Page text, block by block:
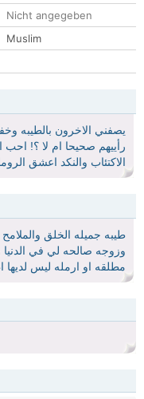
Nicht angegeben
Muslim
يصفني الاخرون بالطيبه
رأييهم صحيحا ام لا ؟! احب
الاكتئاب والنكد اعشق
طيبه جميله الخلق
وزوجه صالحه لي في
مطلقه او ارمله ليس لديها